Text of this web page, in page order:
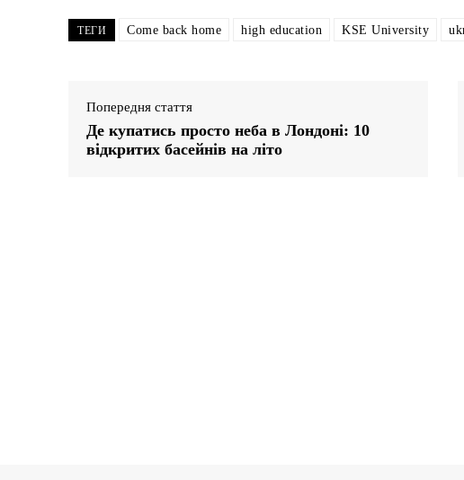
ТЕГИ Come back home high education KSE University
Попередня стаття
Де купатись просто неба в Лондоні: 10
відкритих басейнів на літо